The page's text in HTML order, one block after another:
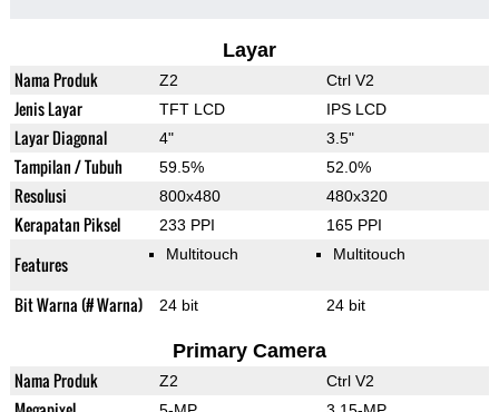
Layar
Nama Produk Z2 Ctrl V2
Jenis Layar TFT LCD IPS LCD
Layar Diagonal 4" 3.5"
Tampilan / Tubuh 59.5% 52.0%
Resolusi 800x480 480x320
Kerapatan Piksel 233 PPI 165 PPI
Features Multitouch Multitouch
Bit Warna (# Warna) 24 bit 24 bit
Primary Camera
Nama Produk Z2 Ctrl V2